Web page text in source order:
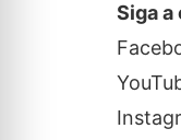
Siga a